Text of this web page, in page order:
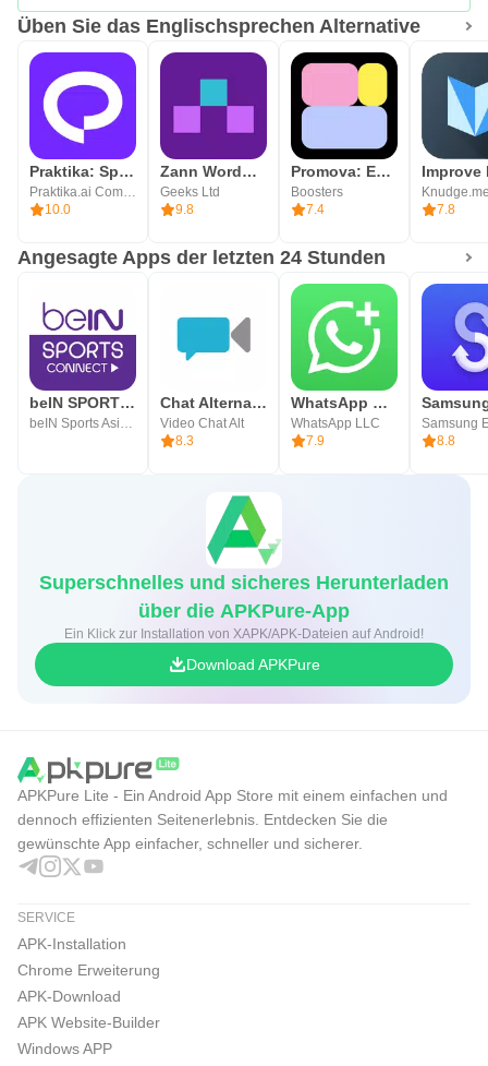
Üben Sie das Englischsprechen Alternative
Praktika: Sprachen lernen
Praktika.ai Company
10.0
Zann WordUp| Build Vocabulary
Geeks Ltd
9.8
Promova: Englisch lernen App
Boosters
7.4
7.8
Angesagte Apps der letzten 24 Stunden
beIN SPORTS CONNECT (TV)
beIN Sports Asia Pte Limited
Chat Alternative — android app
Video Chat Alt
8.3
WhatsApp Business
WhatsApp LLC
7.9
8.8
Superschnelles und sicheres Herunterladen
über die APKPure-App
Ein Klick zur Installation von XAPK/APK-Dateien auf Android!
Download APKPure
APKPure Lite - Ein Android App Store mit einem einfachen und
dennoch effizienten Seitenerlebnis. Entdecken Sie die
gewünschte App einfacher, schneller und sicherer.
SERVICE
APK-Installation
Chrome Erweiterung
APK-Download
APK Website-Builder
Windows APP